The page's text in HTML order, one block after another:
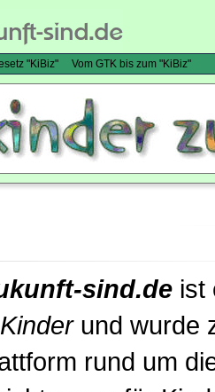
"KiBiz" Vom GTK bis zum "KiBiz"
sind.de ist
und wurde
rund um